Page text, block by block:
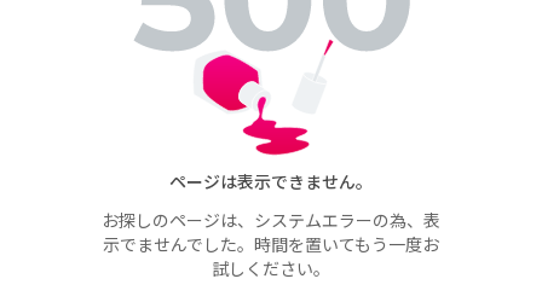
ページは表示できません。
お探しのページは、システムエラーの為、表
示でませんでした。時間を置いてもう一度お
試しください。